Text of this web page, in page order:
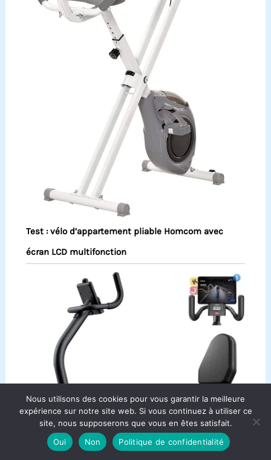
Test : vélo d’appartement pliable Homcom avec
écran LCD multifonction
Nous utilisons des cookies pour vous garantir la meilleure
expérience sur notre site web. Si vous continuez à utiliser ce
site, nous supposerons que vous en êtes satisfait.
Oui
Non Politique de confidentialité